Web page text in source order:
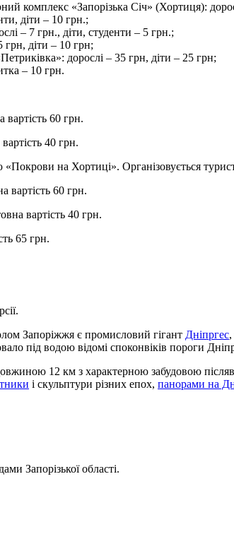
комплекс «Запорізька Січ» (Хортиця):
діти – 10 грн.;
– 7 грн., діти, студенти – 5 грн.;
грн, діти – 10 грн;
дорослі – 35 грн, діти – 25 грн;
– 10 грн.
вартість 60 грн.
40 грн.
на Хортиці». Організовується
вартість 60 грн.
вартість 40 грн.
65 грн.
Запоріжжя є промисловий гігант Дніпргес
під водою відомі споконвіків пороги
12 км з характерною забудовою
і скульптури різних епох, панорами на
Запорізької області.